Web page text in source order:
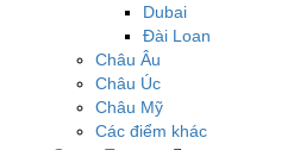
Dubai
Đài Loan
Châu Âu
Châu Úc
Châu Mỹ
Các điểm khác